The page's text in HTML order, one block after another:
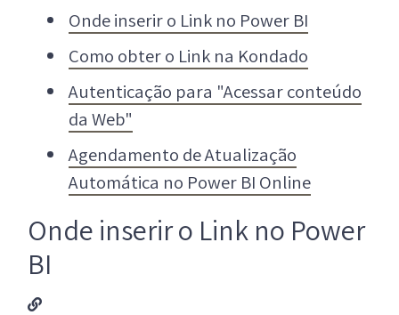
Onde inserir o Link no Power BI
Como obter o Link na Kondado
Autenticação para "Acessar conteúdo
da Web"
Agendamento de Atualização
Automática no Power BI Online
Onde inserir o Link no Power
BI